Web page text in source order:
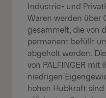
Industrie- und
Waren werden über
gesammelt, die von
permanent befüllt
abgeholt werden.
von PALFINGER mit
niedrigen
hohen Hubkraft